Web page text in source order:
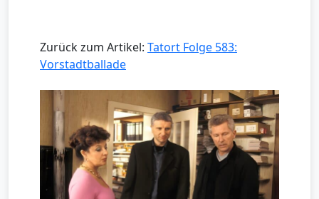
Zurück zum Artikel: Tatort Folge 583:
Vorstadtballade